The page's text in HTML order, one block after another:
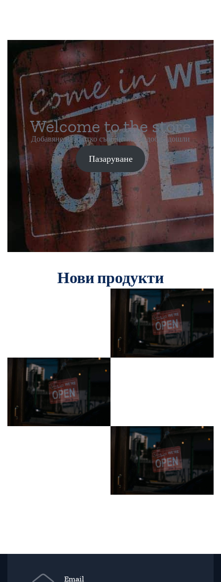
Welcome to the store
Добавяне на кратко съобщение за добре дошли
Пазаруване
Нови продукти
Email